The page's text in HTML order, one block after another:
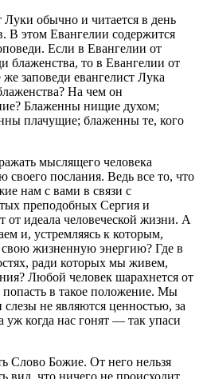
обычно и читается в день
В этом Евангелии содержится
Если в Евангелии от
блаженства, то в Евангелии от
заповеди евангелист Лука
На чем он
Блаженны нищие духом;
плачущие; блаженны те, кого
мыслящего человека
своего послания. Ведь все то, что
нам с вами в связи с
преподобных Сергия и
от идеала человеческой жизни. А
и, устремляясь к которым,
жизненную энергию? Где в
ради которых мы живем,
Любой человек шарахнется от
в такое положение. Мы
не являются ценностью, за
когда нас гонят — так упаси
Слово Божие. От него нельзя
вид, что ничего не происходит.